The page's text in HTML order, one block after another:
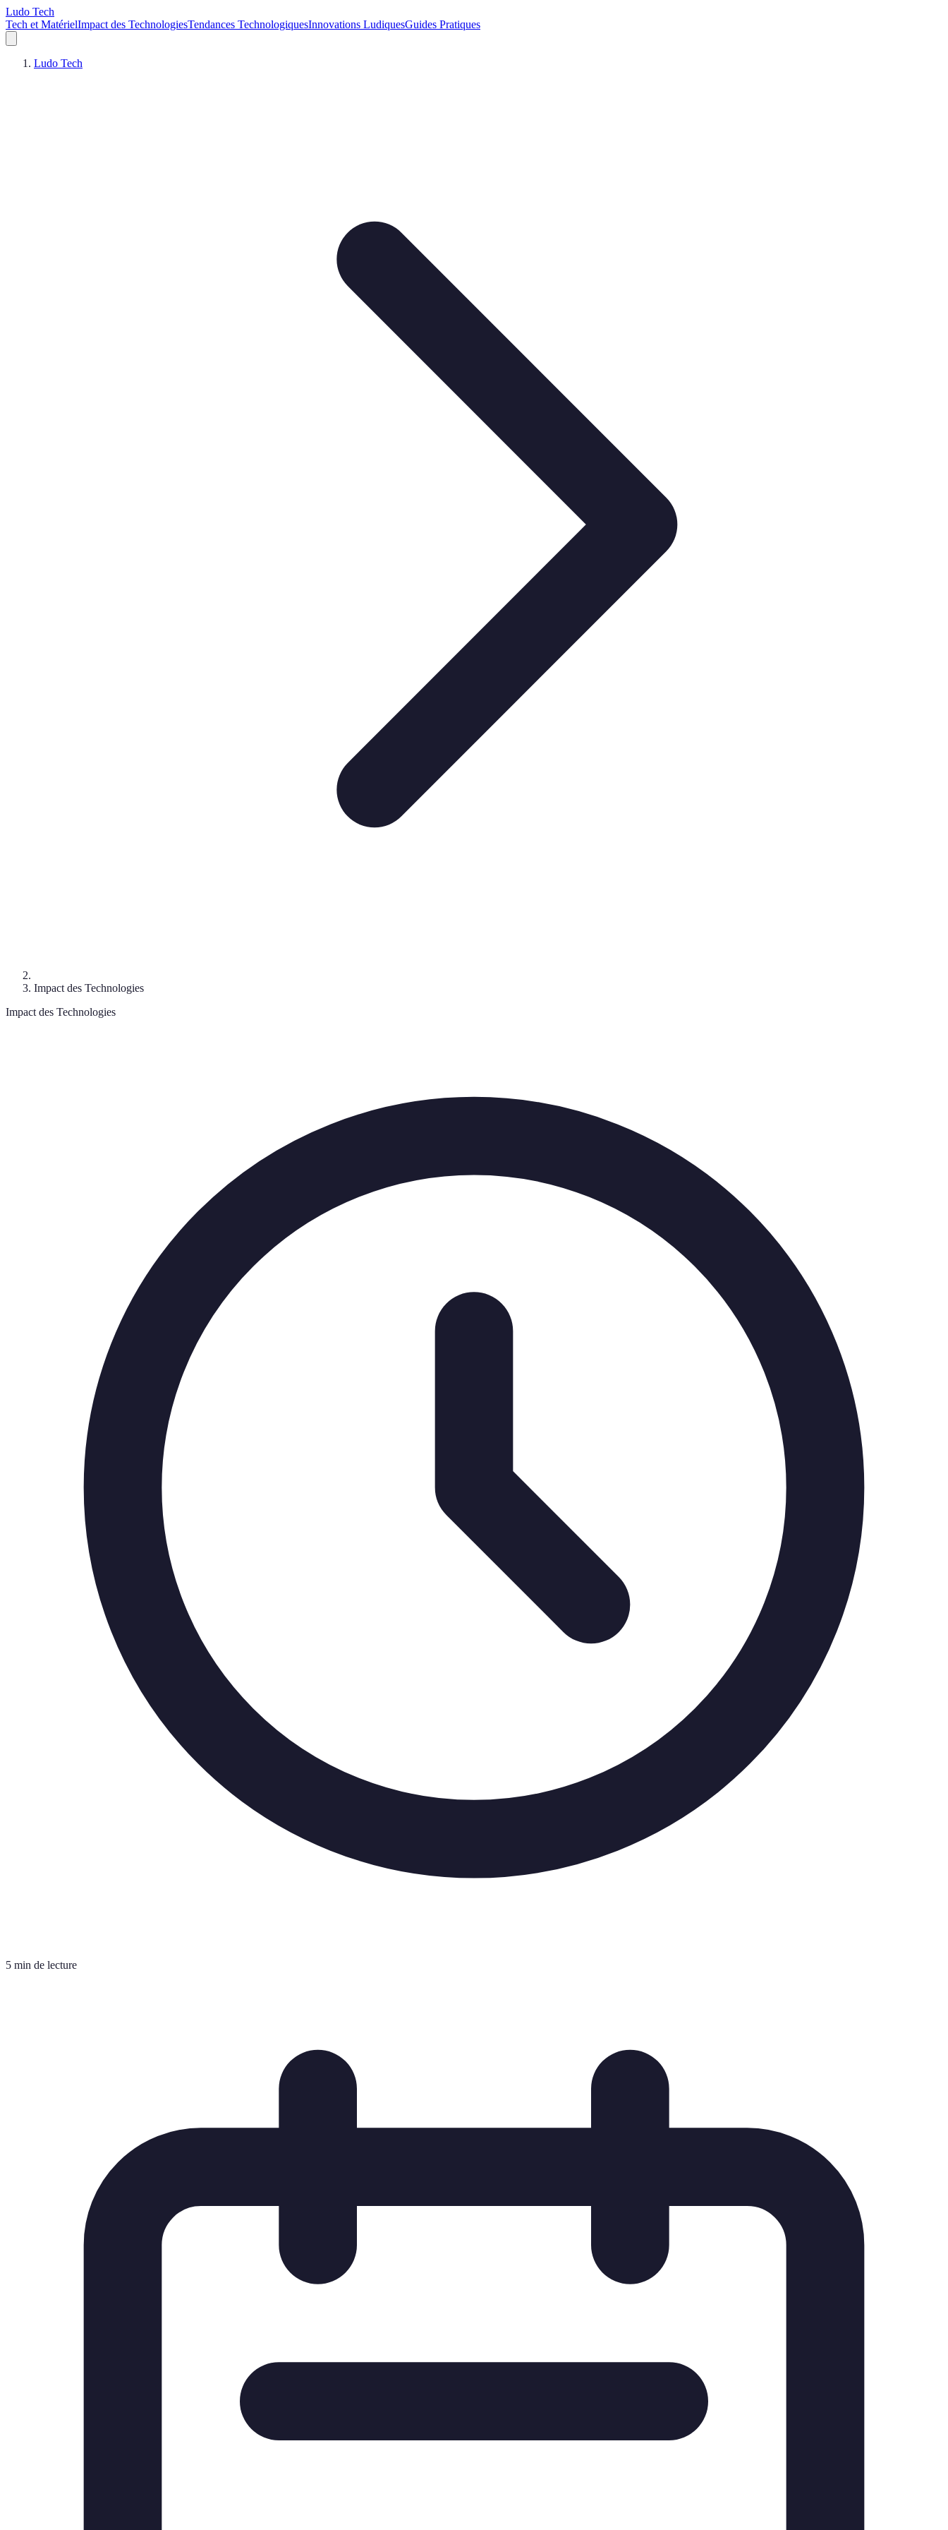
Ludo Tech
Tech et MatérielImpact des TechnologiesTendances TechnologiquesInnovations LudiquesGuides Pratiques
Ludo Tech
Impact des Technologies
Impact des Technologies
5 min de lecture